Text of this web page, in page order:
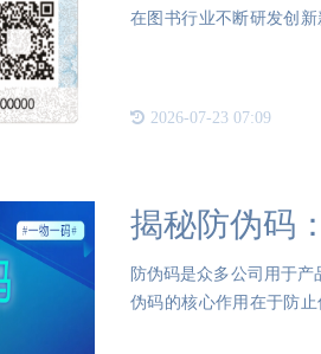
在图书行业不断研发创
2026-07-23 07:09
揭秘防伪码
防伪码是众多公司用于
伪码的核心作用在于防